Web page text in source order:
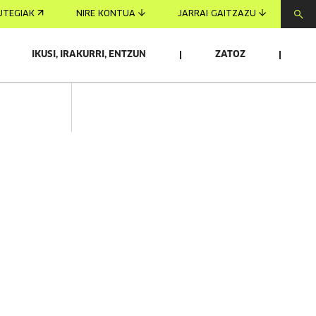
NIRE KONTUA JARRAI GAITZAZU
IKUSI, IRAKURRI, ENTZUN ZATOZ